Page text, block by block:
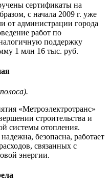
сертификаты на
с начала 2009 г. уже
от администрации города
работ по
поддержку
1 млн 16 тыс. руб.
«Метроэлектротранс»
строительства и
системы отопления.
безопасна, работает
связанных с
энергии.